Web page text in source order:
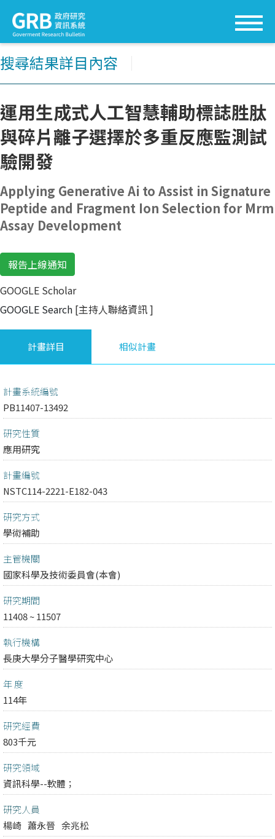
搜尋結果詳目內容
運用生成式人工智慧輔助標誌胜肽
與碎片離子選擇於多重反應監測試
驗開發
Applying Generative Ai to Assist in Signature
Peptide and Fragment Ion Selection for Mrm
Assay Development
報告上線通知
GOOGLE Scholar
GOOGLE Search [主持人聯絡資訊]
計畫詳目 相似計畫
計畫系統編號
PB11407-13492
研究性質
應用研究
計畫編號
NSTC114-2221-E182-043
研究方式
學術補助
主管機關
國家科學及技術委員會(本會)
研究期間
11408 ~ 11507
執行機構
長庚大學分子醫學研究中心
年 度
114年
研究經費
803千元
研究領域
資訊科學--軟體；
研究人員
楊崎 蕭永晉 余兆松